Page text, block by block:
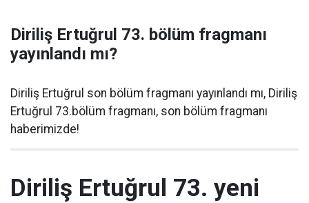
Diriliş Ertuğrul 73. bölüm fragmanı
yayınlandı mı?
Diriliş Ertuğrul son bölüm fragmanı yayınlandı mı, Diriliş
Ertuğrul 73.bölüm fragmanı, son bölüm fragmanı
haberimizde!
Diriliş Ertuğrul 73. yeni